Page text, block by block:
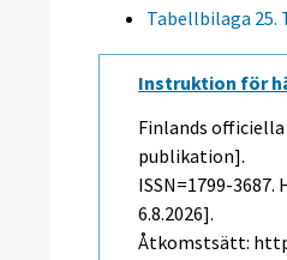
Tabellbilaga
Instruktion för
Finlands
publikation].
ISSN=1799-
6.8.2026].
Åtkomstsätt: